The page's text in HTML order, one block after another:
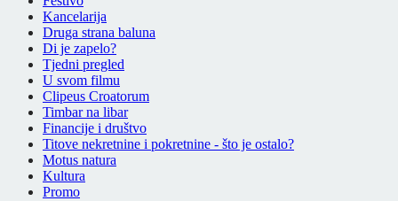
Kancelarija
Druga strana baluna
Di je zapelo?
Tjedni pregled
U svom filmu
Clipeus Croatorum
Timbar na libar
Financije i društvo
Titove nekretnine i pokretnine - što je ostalo?
Motus natura
Kultura
Promo